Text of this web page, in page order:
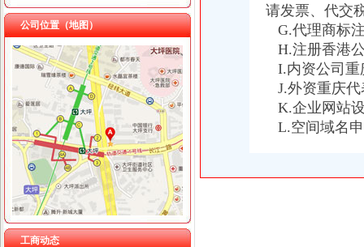
重庆三虹房地产营销策划有限公司
重庆宝鹰汽车销售有限公司
公司位置（地图）
工商动态
进出口货物收发货人报关注册登记证书
上海市密码管理局
遵义进出口报关：遵义市海关进出口备案办理具体有哪些要求专业代办
进出口货物收发货人报关注册登记证书办理换证需要哪些材料？
进出口货物收发货人报关注册登记证过期补办需要提供哪些材料?谢谢
进出口货物收发货人报关注册登记证书
进出口货物收发货人报关注册登记证书_政务咨询_浙江电子口岸
[企业问道]进出口货物收发货人报关注册登记证书过期怎么办？_百度知
请发票、代交
G.代理商标
H.注册香港
I.内资公司重
J.外资重庆代
K.企业网站
L.空间域名